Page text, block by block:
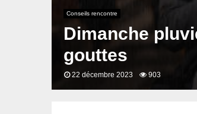
Conseils rencontre
Dimanche
gouttes
22 décembre 2023 903